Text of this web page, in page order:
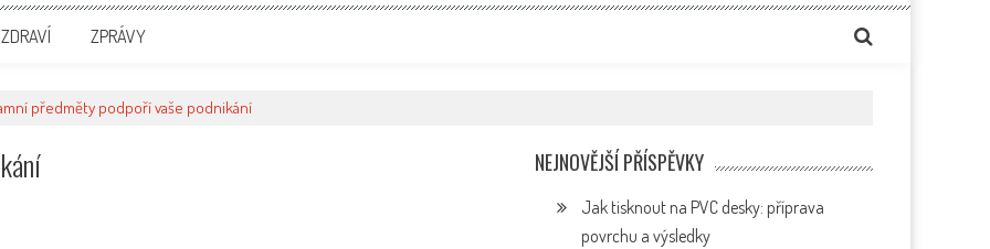
portálech. Press Media. Kde vydat Tiskovou zprávu? Na portále eKompetence
ZDRAVÍ ZPRÁVY
předměty podpoří vaše podnikání
NEJNOVĚJŠÍ PŘÍSPĚVKY
Jak tisknout na PVC desky: příprava
povrchu a výsledky